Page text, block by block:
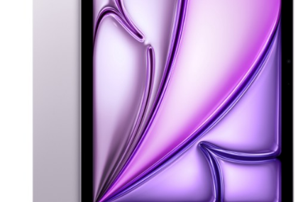
Оплата
Доставка